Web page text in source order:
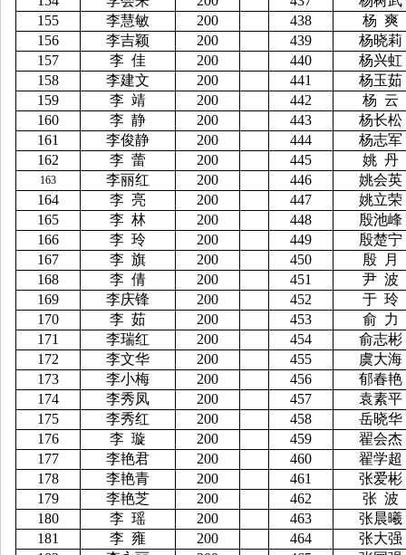
155
李慧敏 200 438 杨 爽
156
李吉颖 200 439
杨晓莉
157
李 佳 200 440
杨兴虹
158
李建文 200 441
杨玉茹
159
李 靖 200 442 杨 云
160
李 静 200 443
杨长松
161
李俊静 200 444
杨志军
162
李 蕾 200 445 姚 丹
163 李丽红 200 446
姚会英
164
李 亮 200 447
姚立荣
165
李 林 200 448
殷池峰
166
李 玲 200 449
殷楚宁
167
李 旗 200 450 殷
月
168
李 倩 200 451 尹 波
169
李庆锋 200 452 于 玲
170
李 茹 200 453 俞 力
171
李瑞红 200 454
俞志彬
172
李文华 200 455
虞大海
173
李小梅 200 456
郁春艳
174
李秀凤 200 457
袁素平
175
李秀红 200 458
岳晓华
176
李 璇 200 459
翟会杰
177
李艳君 200 460
翟学超
178
李艳青 200 461
张爱彬
179
李艳芝 200 462 张 波
180
李 瑶 200 463
张晨曦
181
李 雍 200 464
张大强